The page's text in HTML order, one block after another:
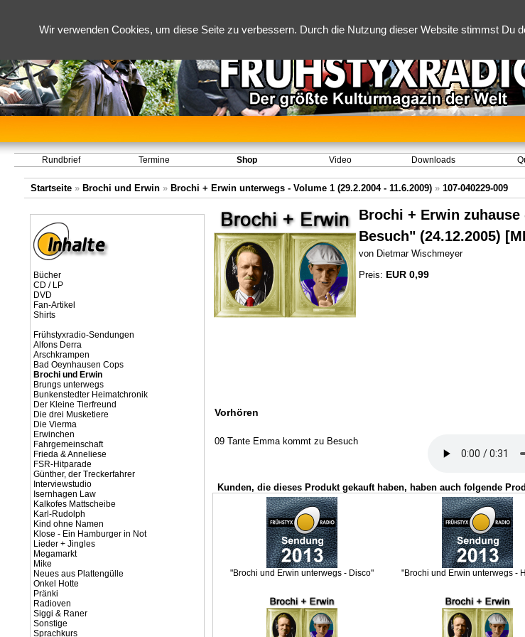
Wir verwenden Cookies, um diese Seite zu verbessern. Durch die Nutzung dieser Website stimmst Du
Rundbrief Termine Shop Video Downloads
Startseite » Brochi und Erwin » Brochi + Erwin unterwegs - Volume 1 (29.2.2004 - 11.6.2009) » 107-040229-009
Bücher
CD / LP
DVD
Fan-Artikel
Shirts
Frühstyxradio-Sendungen
Alfons Derra
Arschkrampen
Bad Oeynhausen Cops
Brochi und Erwin
Brungs unterwegs
Bunkenstedter Heimatchronik
Der Kleine Tierfreund
Die drei Musketiere
Die Vierma
Erwinchen
Fahrgemeinschaft
Frieda & Anneliese
FSR-Hitparade
Günther, der Treckerfahrer
Interviewstudio
Isernhagen Law
Kalkofes Mattscheibe
Karl-Rudolph
Kind ohne Namen
Klose - Ein Hamburger in Not
Lieder + Jingles
Megamarkt
Mike
Neues aus Plattengülle
Onkel Hotte
Pränki
Radioven
Siggi & Raner
Sonstige
Sprachkurs
Brochi + Erwin
Besuch" (24.12.2005)
von Dietmar Wischmeyer
Preis: EUR 0,99
Vorhören
09 Tante Emma kommt zu Besuch
Kunden, die dieses Produkt gekauft haben, haben auch folgende
"Brochi und Erwin unterwegs - Disco" "Brochi und Erwin unterwegs -